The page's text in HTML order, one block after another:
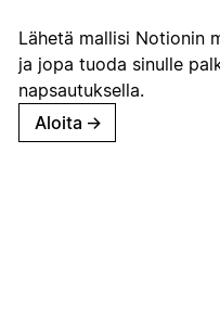
Lähetä mallisi Notionin
ja jopa tuoda sinulle
napsautuksella.
Aloita →